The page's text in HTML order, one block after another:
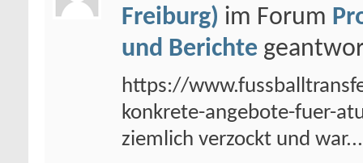
Freiburg) im Forum
und Berichte
https://
konkrete-angebote-fuer-
ziemlich verzockt und war...